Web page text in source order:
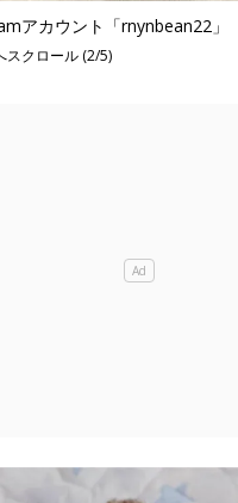
アカウント「rnynbean22」
スクロール (2/5)